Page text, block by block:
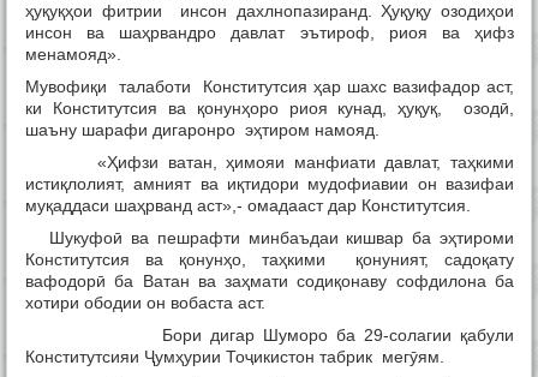
ҳуқуқҳои фитрии инсон дахлнопазиранд. Ҳуқуқу озодиҳои
инсон ва шаҳрвандро давлат эътироф, риоя ва ҳифз
менамояд».
Мувофиқи талаботи Конститутсия ҳар шахс вазифадор аст,
ки Конститутсия ва қонунҳоро риоя кунад, ҳуқуқ, озодӣ,
шаъну шарафи дигаронро эҳтиром намояд.
«Ҳифзи ватан, ҳимояи манфиати давлат, таҳкими
истиқлолият, амният ва иқтидори мудофиавии он вазифаи
муқаддаси шаҳрванд аст»,- омадааст дар Конститутсия.
Шукуфоӣ ва пешрафти минбаъдаи кишвар ба эҳтироми
Конститутсия ва қонунҳо, таҳкими қонуният, садоқату
вафодорӣ ба Ватан ва заҳмати содиқонаву софдилона ба
хотири ободии он вобаста аст.
Бори дигар Шуморо ба 29-солагии қабули
Конститутсияи Ҷумҳурии Тоҷикистон табрик мегӯям.